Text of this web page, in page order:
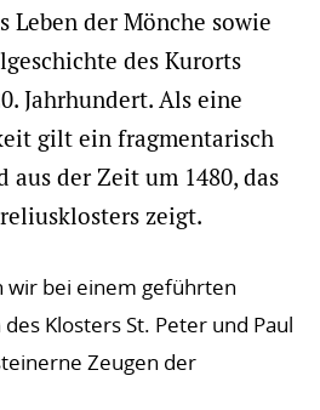
Leben der Mönche sowie
des Kurorts
Jahrhundert. Als eine
gilt ein fragmentarisch
der Zeit um 1480, das
zeigt.
wir bei einem geführten
Klosters St. Peter und Paul
Zeugen der